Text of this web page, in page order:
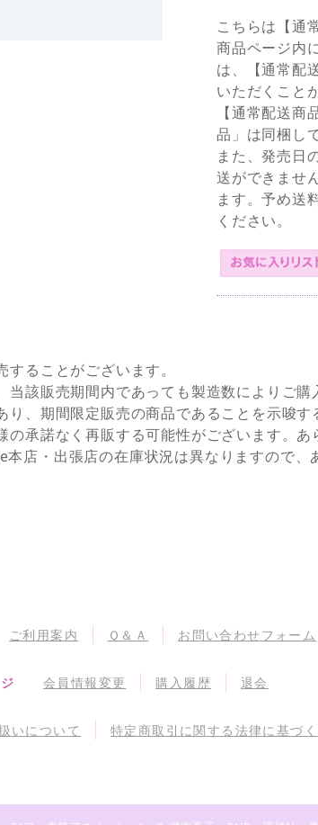
こちらは【通
商品ページ内
は、【通常配
いただくこと
【通常配送
品」は同梱し
また、発売日
送ができませ
ます。予め送
ください。
ることがございます。
該販売期間内であっても製造数によりご購
、期間限定販売の商品であることを示唆す
承諾なく再販する可能性がございます。あ
・出張店の在庫状況は異なりますので、あ
ご利用案内 Ｑ＆Ａ お問い合わせフォーム
会員情報変更 購入履歴 退会
いについて 特定商取引に関する法律に基づ